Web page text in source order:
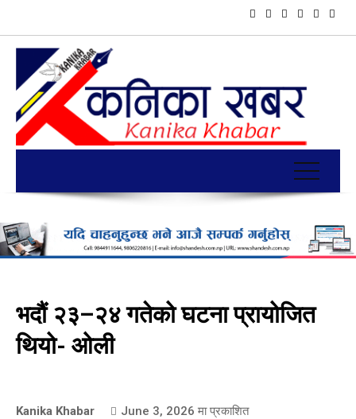
भदौं २३–२४ गतेको घटना प्रायोजित
थियो- ओली
Kanika Khabar June 3, 2026 मा प्रकाशित